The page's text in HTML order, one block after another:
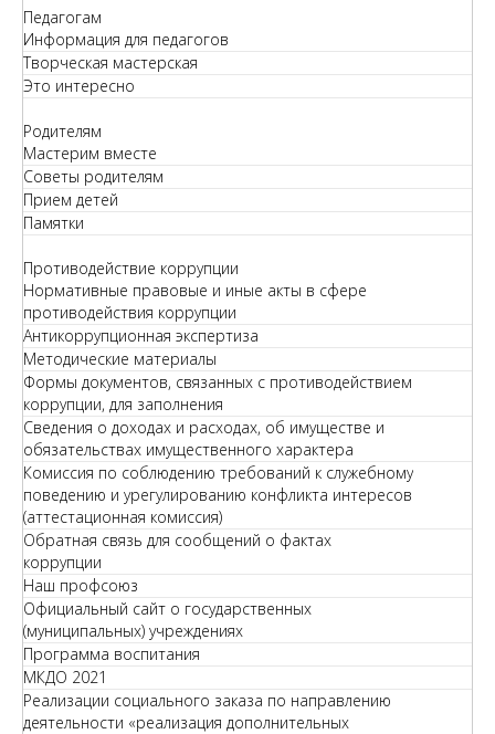
Педагогам
Информация для педагогов
Творческая мастерская
Это интересно
Родителям
Мастерим вместе
Советы родителям
Прием детей
Памятки
Противодействие коррупции
Нормативные правовые и иные акты в сфере
противодействия коррупции
Антикоррупционная экспертиза
Методические материалы
Формы документов, связанных с противодействием
коррупции, для заполнения
Сведения о доходах и расходах, об имуществе и
обязательствах имущественного характера
Комиссия по соблюдению требований к служебному
поведению и урегулированию конфликта интересов
(аттестационная комиссия)
Обратная связь для сообщений о фактах
коррупции
Наш профсоюз
Официальный сайт о государственных
(муниципальных) учреждениях
Программа воспитания
МКДО 2021
Реализации социального заказа по направлению
деятельности «реализация дополнительных